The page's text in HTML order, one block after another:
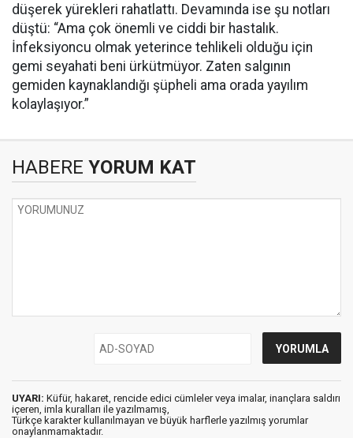
düşerek yürekleri rahatlattı. Devamında ise şu notları
düştü: “Ama çok önemli ve ciddi bir hastalık.
İnfeksiyoncu olmak yeterince tehlikeli olduğu için
gemi seyahati beni ürkütmüyor. Zaten salgının
gemiden kaynaklandığı şüpheli ama orada yayılım
kolaylaşıyor.”
HABERE YORUM KAT
UYARI: Küfür, hakaret, rencide edici cümleler veya imalar, inançlara saldırı
içeren, imla kuralları ile yazılmamış,
Türkçe karakter kullanılmayan ve büyük harflerle yazılmış yorumlar
onaylanmamaktadır.